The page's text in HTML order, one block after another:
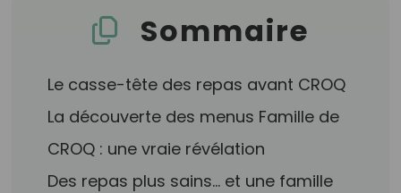
Sommaire
Le casse-tête des repas avant CROQ
La découverte des menus Famille de
CROQ : une vraie révélation
Des repas plus sains… et une famille